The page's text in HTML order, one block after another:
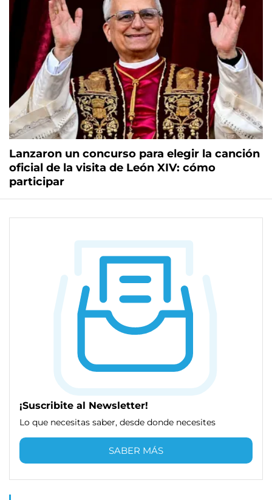
Lanzaron un concurso para elegir la canción
oficial de la visita de León XIV: cómo
participar
¡Suscribite al Newsletter!
Lo que necesitas saber, desde donde necesites
SABER MÁS